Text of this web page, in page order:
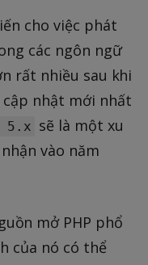
cho việc phát
các ngôn ngữ
rất nhiều sau khi
cập nhật mới nhất
5.x sẽ là một xu
vào năm
mở PHP phổ
của nó có thể